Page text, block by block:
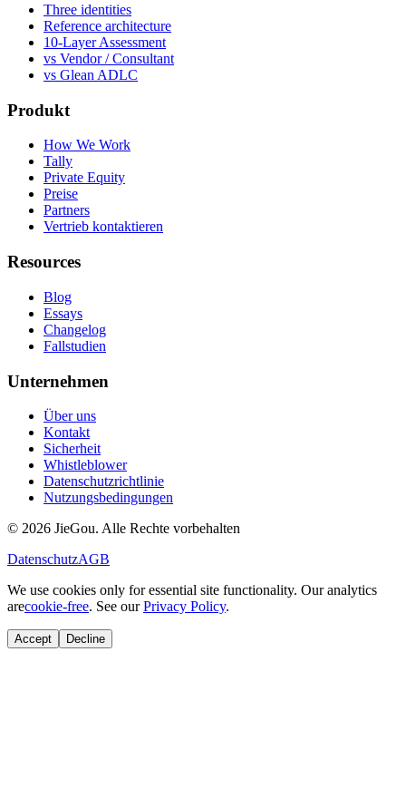
Three identities
Reference architecture
10-Layer Assessment
vs Vendor / Consultant
vs Glean ADLC
Produkt
How We Work
Tally
Private Equity
Preise
Partners
Vertrieb kontaktieren
Resources
Blog
Essays
Changelog
Fallstudien
Unternehmen
Über uns
Kontakt
Sicherheit
Whistleblower
Datenschutzrichtlinie
Nutzungsbedingungen
© 2026 JieGou. Alle Rechte vorbehalten
DatenschutzAGB
We use cookies only for essential site functionality. Our analytics
arecookie-free. See ourPrivacy Policy.
Accept Decline